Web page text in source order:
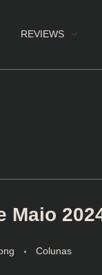
REVIEWS
Maio
Colunas